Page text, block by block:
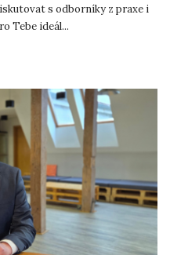
s odborníky z praxe i
Tebe ideál...